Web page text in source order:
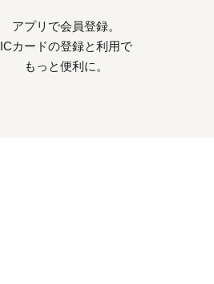
アプリで会員登録。
ICカードの登録と利用で
もっと便利に。